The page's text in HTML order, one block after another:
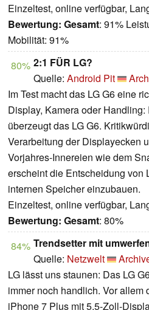
Einzeltest, online verfügbar,
Bewertung: Gesamt: 91%
Mobilität: 91%
80% 2:1 FÜR LG?
Quelle: Android Pit
Im Test macht das LG G6 eine
Display, Kamera oder
überzeugt das LG G6.
Verarbeitung der Displayecken
Vorjahres-Innereien wie dem
erscheint die Entscheidung von
internen Speicher einzubauen.
Einzeltest, online verfügbar,
Bewertung: Gesamt: 80%
84% Trendsetter mit
Quelle: Netzwelt
LG lässt uns staunen: Das LG
immer noch handlich. Vor allem
iPhone 7 Plus mit 5,5-Zoll-